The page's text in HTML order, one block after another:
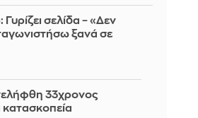
σελίδα – «Δεν
ξανά σε
33χρονος